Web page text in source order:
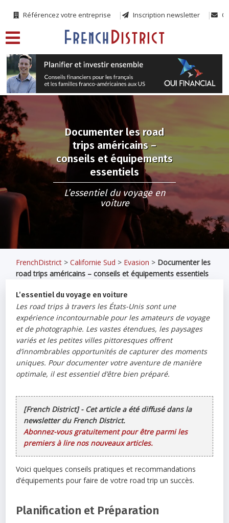
Référencez votre entreprise Inscription newsletter
Documenter les road
trips américains –
conseils et équipements
essentiels
L’essentiel du voyage en
voiture
FrenchDistrict >Californie Sud > Evasion > Documenter les
road trips américains – conseils et équipements essentiels
L’essentiel du voyage en voiture
Les road trips à travers les États-Unis sont une
expérience incontournable pour les amateurs de voyage
et de photographie. Les vastes étendues, les paysages
variés et les petites villes pittoresques offrent
d’innombrables opportunités de capturer des moments
uniques. Pour documenter votre aventure de manière
optimale, il est essentiel d’être bien préparé.
[French District] - Cet article a été diffusé dans la
newsletter du French District.
Abonnez-vous gratuitement pour être parmi les
premiers à lire nos nouveaux articles.
Voici quelques conseils pratiques et recommandations
d’équipements pour faire de votre road trip un succès.
Planification et Préparation